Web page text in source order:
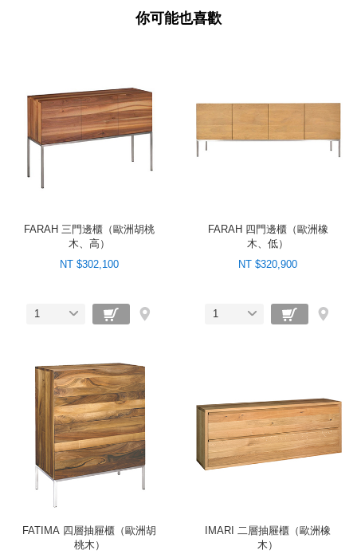
你可能也喜歡
FARAH 三門邊櫃（歐洲胡桃
木、高）
NT $302,100
1
FARAH 四門邊櫃（歐洲橡
木、低）
NT $320,900
1
FATIMA 四層抽屜櫃（歐洲胡
桃木）
IMARI 二層抽屜櫃（歐洲橡
木）